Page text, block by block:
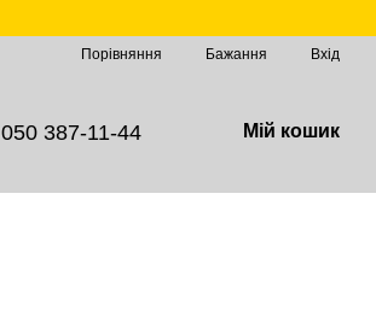
Порівняння Бажання Вхід
050 387-11-44 Мій кошик